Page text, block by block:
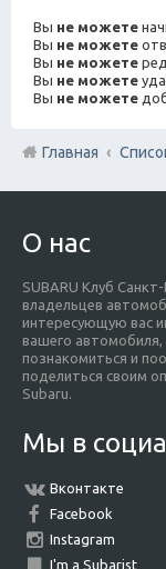
Вы не можете
Вы не можете
Вы не можете
Вы не можете
Вы не можете
Главная
О нас
SUBARU Клуб
владельцев
интересующую вас
вашего
познакомиться и
поделиться своим
Subaru.
Мы в
Вконтакте
Facebook
Instagram
I'm a Subarist